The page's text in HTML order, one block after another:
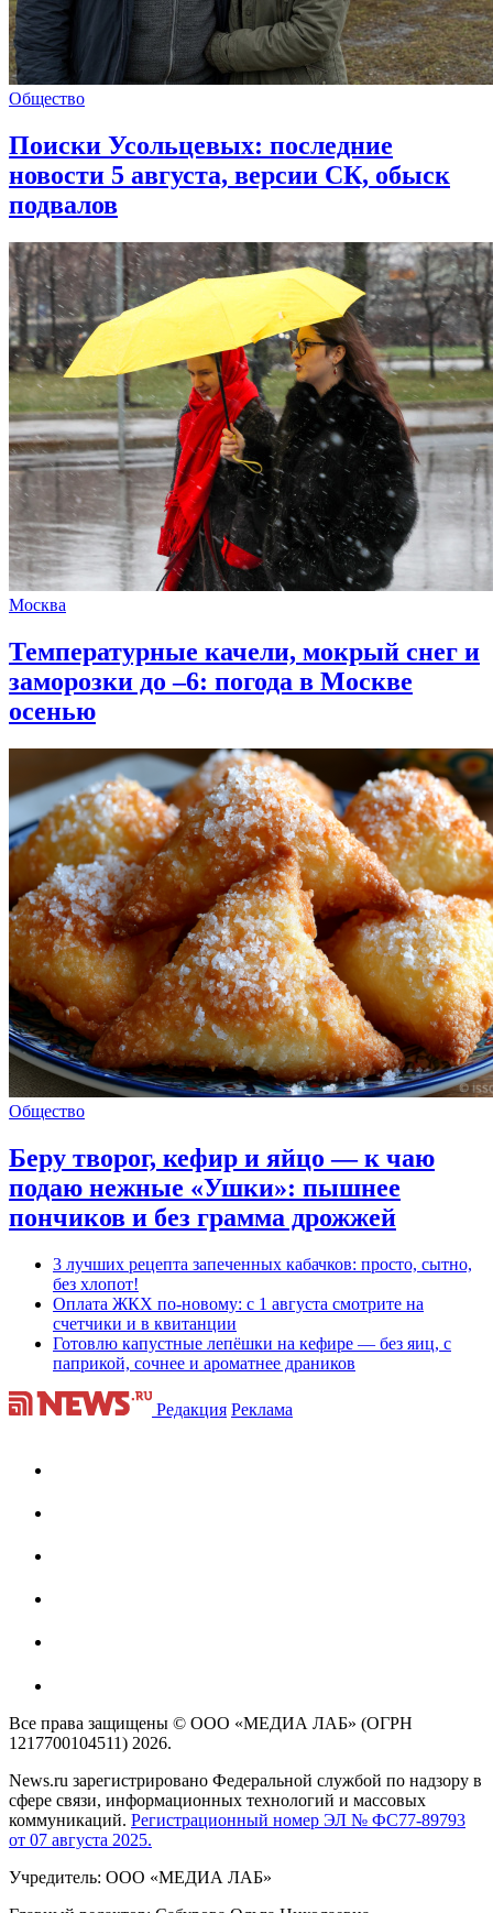
Общество
Поиски Усольцевых: последние
новости 5 августа, версии СК, обыск
подвалов
Москва
Температурные качели, мокрый снег и
заморозки до –6: погода в Москве
осенью
Общество
Беру творог, кефир и яйцо — к чаю
подаю нежные «Ушки»: пышнее
пончиков и без грамма дрожжей
3 лучших рецепта запеченных кабачков: просто, сытно,
без хлопот!
Оплата ЖКХ по-новому: с 1 августа смотрите на
счетчики и в квитанции
Готовлю капустные лепёшки на кефире — без яиц, с
паприкой, сочнее и ароматнее драников
Редакция Реклама
Все права защищены © ООО «МЕДИА ЛАБ» (ОГРН
1217700104511) 2026.
News.ru зарегистрировано Федеральной службой по надзору в
сфере связи, информационных технологий и массовых
коммуникаций. Регистрационный номер ЭЛ № ФС77-89793
от 07 августа 2025.
Учредитель: ООО «МЕДИА ЛАБ»